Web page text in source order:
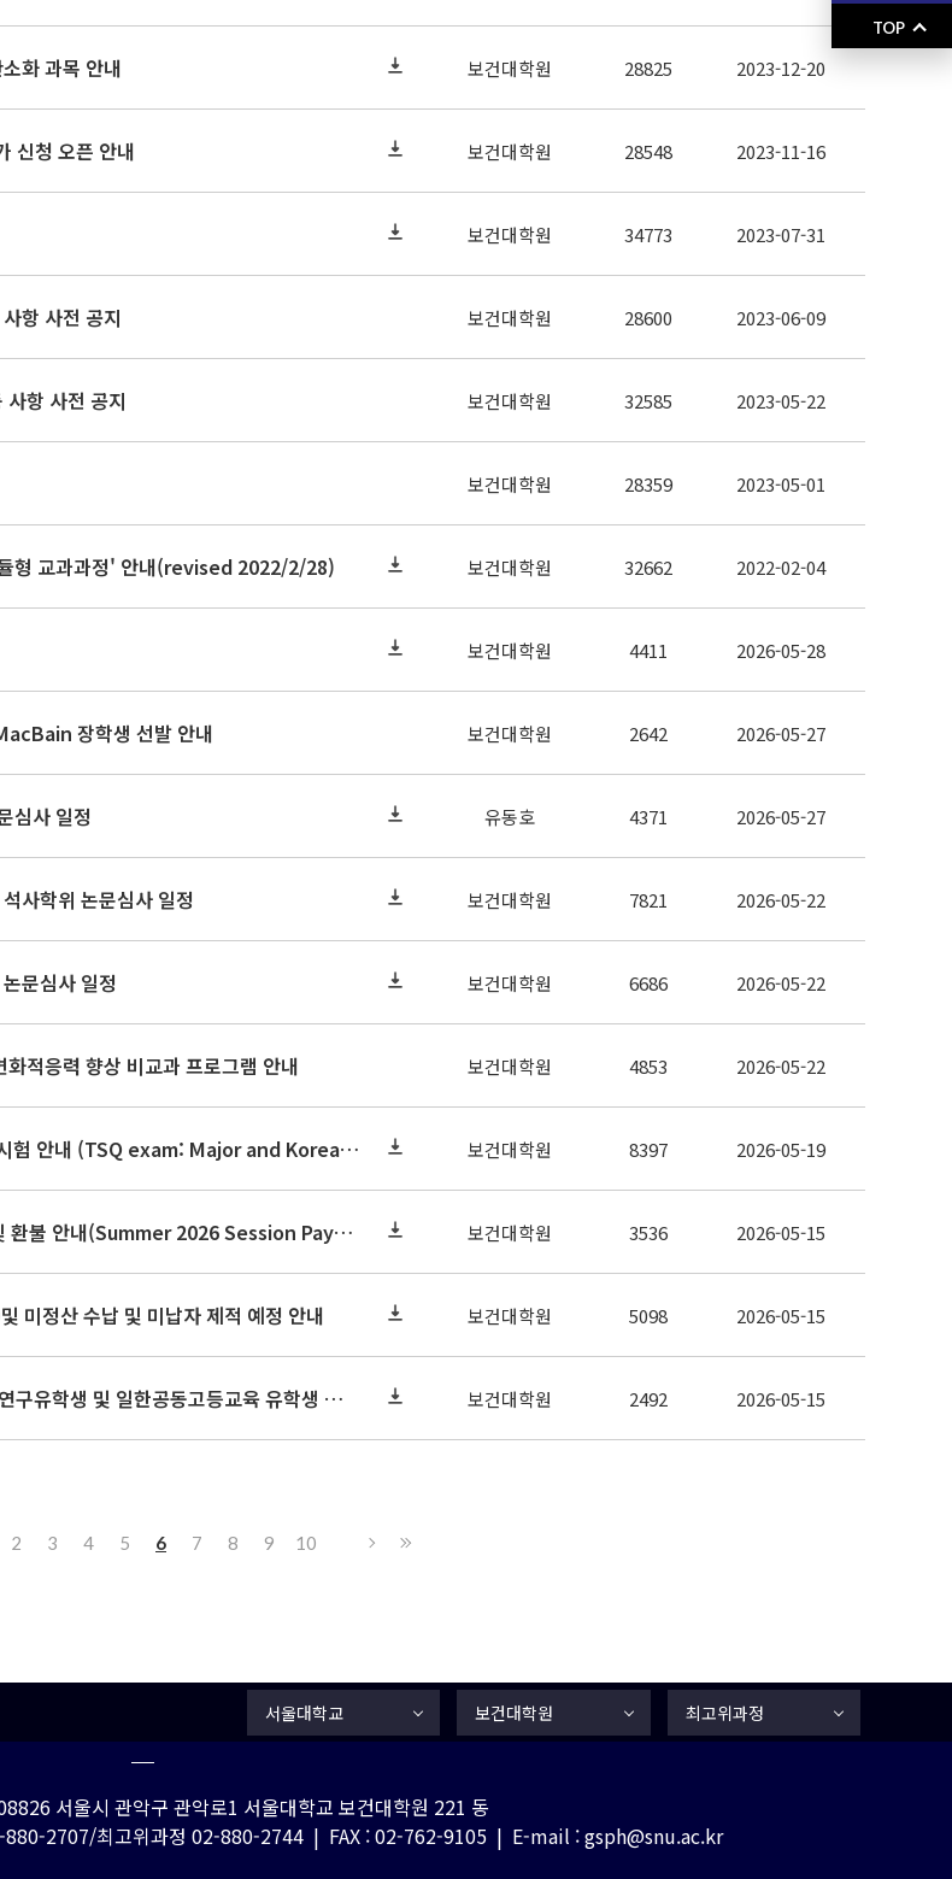
화 과목 안내 보건대학원 28825 2023-12-20
신청 오픈 안내 보건대학원 28548 2023-11-16
보건대학원 34773 2023-07-31
항 사전 공지 보건대학원 28600 2023-06-09
항 사전 공지 보건대학원 32585 2023-05-22
보건대학원 28359 2023-05-01
형 교과과정' 안내(revised 2022/2/28) 보건대학원 32662 2022-02-04
보건대학원 4411 2026-05-28
장학생 선발 안내 보건대학원 2642 2026-05-27
심사 일정 유동호 4371 2026-05-27
사학위 논문심사 일정 보건대학원 7821 2026-05-22
문심사 일정 보건대학원 6686 2026-05-22
적응력 향상 비교과 프로그램 안내 보건대학원 4853 2026-05-22
2026학년도 2학기 석·박사 논문제출자격시험 안내 (TSQ exam: Major and Korean for foreign students) 보건대학원 8397 2026-05-19
2026학년도 하계 계절수업 수강료 납부 및 환불 안내(Summer 2026 Session Payment Refunds Information) 보건대학원 3536 2026-05-15
미정산 수납 및 미납자 제적 예정 안내 보건대학원 5098 2026-05-15
2026년도 일본 정부(문부과학성) 장학금 연구유학생 및 일한공동고등교육 유학생 교류사업(석사·박사학위 과정) 선발 안내 보건대학원 2492 2026-05-15
2 3 4 5 6 7 8 9 10
서울대학교 보건대학원 최고위과정
서울시 관악구 관악로1 서울대학교 보건대학원 221 동
2707/최고위과정 02-880-2744 | FAX : 02-762-9105 | E-mail : gsph@snu.ac.kr
TOP